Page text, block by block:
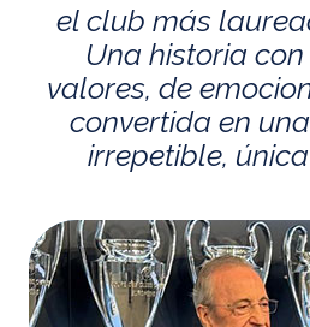
el club más
Una historia con
valores, de
convertida en
irrepetible,